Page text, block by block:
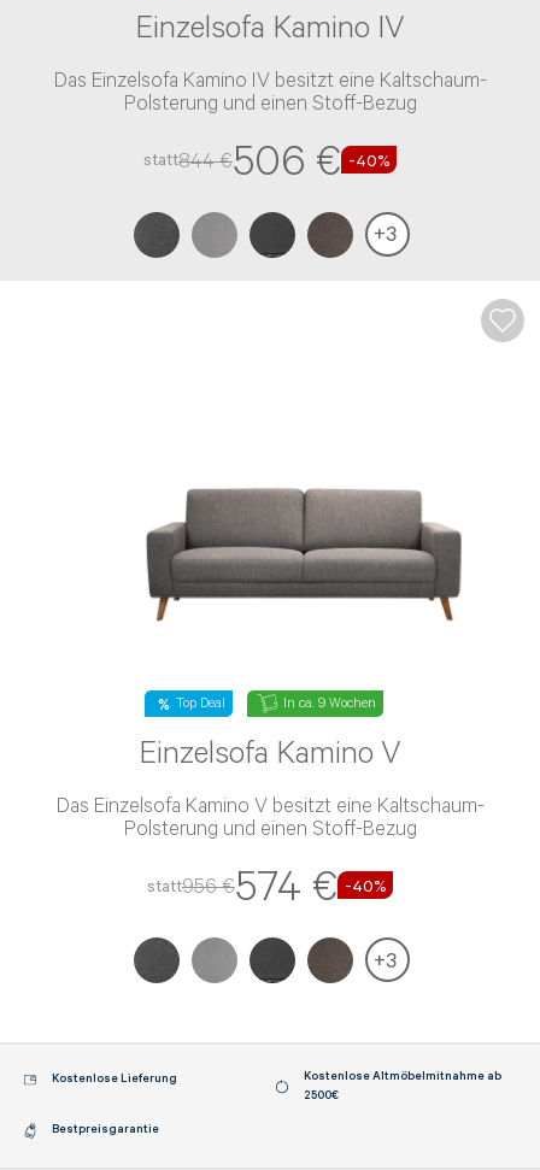
Einzelsofa Kamino IV
Das Einzelsofa Kamino IV besitzt eine Kaltschaum-
Polsterung und einen Stoff-Bezug
statt844 €506 € -40%
+3
Top Deal In ca. 9 Wochen
Einzelsofa Kamino V
Das Einzelsofa Kamino V besitzt eine Kaltschaum-
Polsterung und einen Stoff-Bezug
statt956 €574 € -40%
+3
Kostenlose Lieferung
Kostenlose Altmöbelmitnahme ab
2500€
Bestpreisgarantie